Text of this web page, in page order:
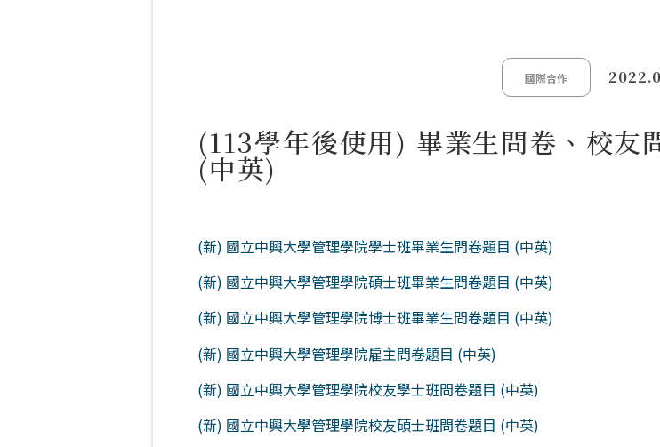
國際合作
(113學年後使用) 畢業生問卷、校
(中英)
(新) 國立中興大學管理學院學士班畢業生問卷題目 (中英)
(新) 國立中興大學管理學院碩士班畢業生問卷題目 (中英)
(新) 國立中興大學管理學院博士班畢業生問卷題目 (中英)
(新) 國立中興大學管理學院雇主問卷題目 (中英)
(新) 國立中興大學管理學院校友學士班問卷題目 (中英)
(新) 國立中興大學管理學院校友碩士班問卷題目 (中英)